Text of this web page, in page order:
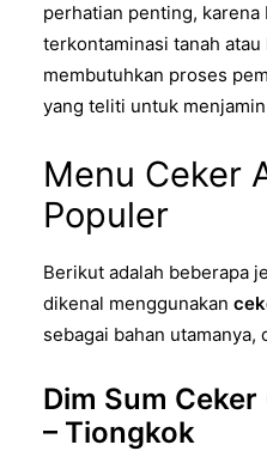
perhatian penting, karena
terkontaminasi tanah
membutuhkan proses
yang teliti untuk
Menu Ceker
Populer
Berikut adalah beberapa
dikenal menggunakan
sebagai bahan utamanya,
Dim Sum
– Tiongkok